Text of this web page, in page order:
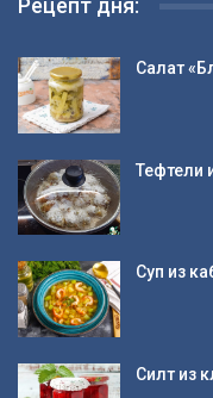
Рецепт дня:
Салат
Тефтели
Суп из
Силт из